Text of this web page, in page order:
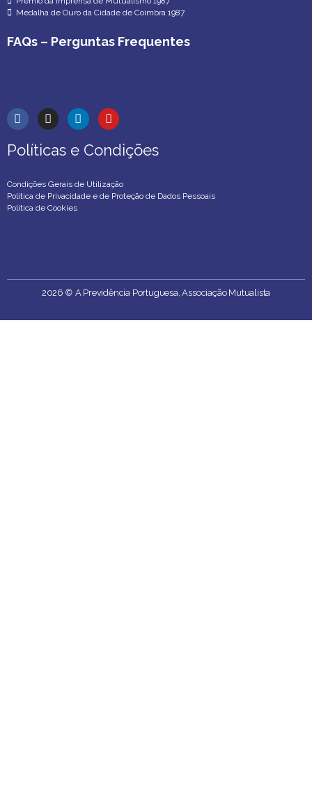
Medalha de Ouro da Cidade de Coimbra 1987
FAQs – Perguntas Frequentes
Políticas e Condições
Políticas e Condições
Condições Gerais de Utilização
Política de Privacidade e de Proteção de Dados Pessoais
Política de Cookies
2026 © A Previdência Portuguesa, Associação Mutualista